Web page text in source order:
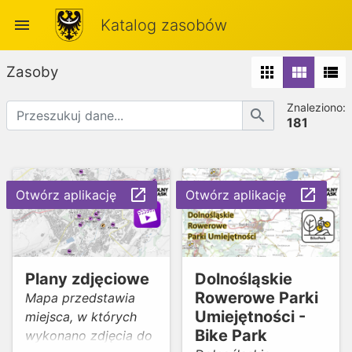
menu Katalog zasobów
Zasoby apps view_module view_list
search Znaleziono:
181
Plany zdjęciowe
Mapa przedstawia
miejsca, w których
wykonano zdjęcia do
Otwórz aplikację launch
Dolnośląskie
Rowerowe Parki
Umiejętności -
Bike Park
Otwórz aplikację launch